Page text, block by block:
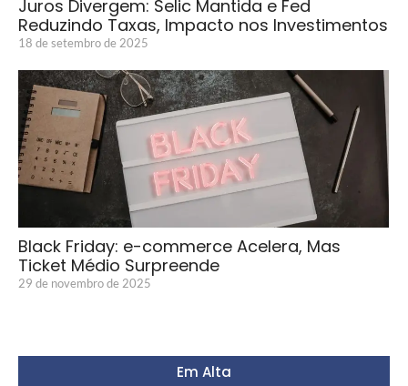
Juros Divergem: Selic Mantida e Fed
Reduzindo Taxas, Impacto nos Investimentos
18 de setembro de 2025
Black Friday: e-commerce Acelera, Mas
Ticket Médio Surpreende
29 de novembro de 2025
Em Alta